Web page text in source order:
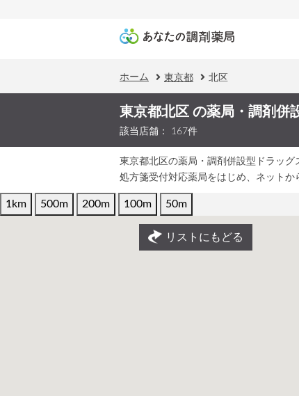
ホーム 東京都 北区
東京都北区 の薬局・調剤併
該当店舗： 167件
東京都北区の薬局・調剤併設型ドラッグ
処方箋受付対応薬局をはじめ、ネットか
1km 500m 200m 100m 50m
リストにもどる